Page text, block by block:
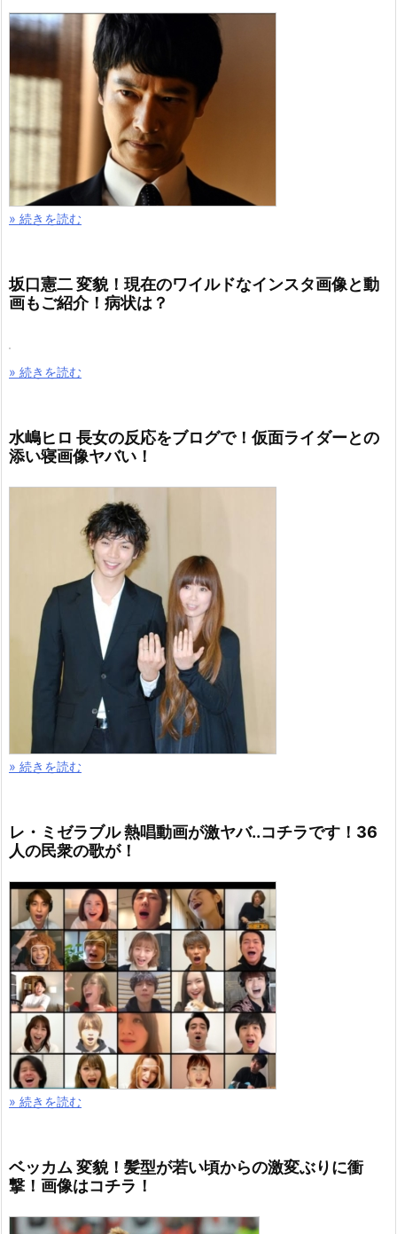
» 続きを読む
坂口憲二 変貌！現在のワイルドなインスタ画像と動
画もご紹介！病状は？
» 続きを読む
水嶋ヒロ 長女の反応をブログで！仮面ライダーとの
添い寝画像ヤバい！
» 続きを読む
レ・ミゼラブル 熱唱動画が激ヤバ..コチラです！36
人の民衆の歌が！
» 続きを読む
ベッカム 変貌！髪型が若い頃からの激変ぶりに衝
撃！画像はコチラ！